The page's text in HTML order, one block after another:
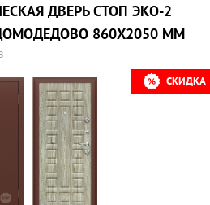
ДВЕРЬ СТОП ЭКО-2
860Х2050 ММ
СКИДКА